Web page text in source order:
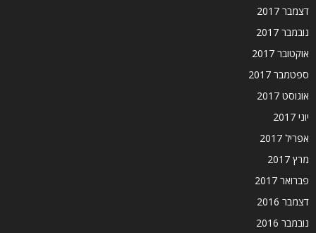
דצמבר 2017
נובמבר 2017
אוקטובר 2017
ספטמבר 2017
אוגוסט 2017
יוני 2017
אפריל 2017
מרץ 2017
פברואר 2017
דצמבר 2016
נובמבר 2016